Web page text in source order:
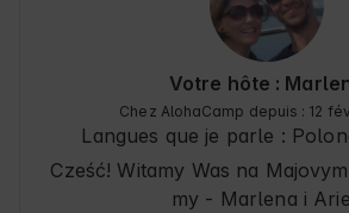
życzliwością, szacunkiem i
detal by umilić Twój pobyt.
ilość gwiazdek zbyt mała by
wypoczynku.
razie jakiejkolwiek potrzeby
można nawiązać z Nimi
by ponownie wrócić do tego
następnym razem spotkać
właścicieli). 😜🫶🏼
Votre hôte :
Chez AlohaCamp depuis : 12
Langues que je parle :
Cześć! Witamy Was na
my - Marlena i